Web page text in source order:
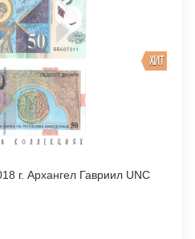
ХИТ
г. Архангел Гавриил UNC